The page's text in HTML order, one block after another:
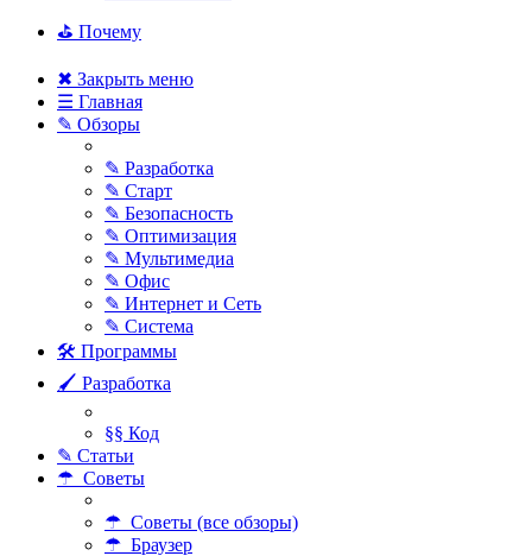
⛳ Почему
✖ Закрыть меню
☰ Главная
✎ Обзоры
✎ Разработка
✎ Старт
✎ Безопасность
✎ Оптимизация
✎ Мультимедиа
✎ Офис
✎ Интернет и Сеть
✎ Система
🛠 Программы
🖌 Разработка
§§ Код
✎ Статьи
☂ Советы
☂ Советы (все обзоры)
☂ Браузер